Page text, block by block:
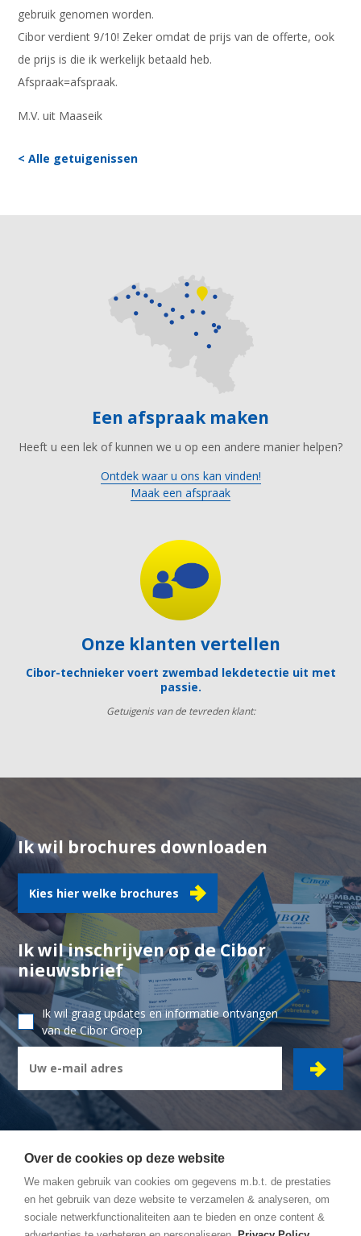
gebruik genomen worden.
Cibor verdient 9/10! Zeker omdat de prijs van de offerte, ook
de prijs is die ik werkelijk betaald heb.
Afspraak=afspraak.
M.V. uit Maaseik
< Alle getuigenissen
Een afspraak maken
Heeft u een lek of kunnen we u op een andere manier helpen?
Ontdek waar u ons kan vinden!
Maak een afspraak
Onze klanten vertellen
Cibor-technieker voert zwembad lekdetectie uit met
passie.
Getuigenis van de tevreden klant:
Ik wil brochures downloaden
Kies hier welke brochures
Ik wil inschrijven op de Cibor
nieuwsbrief
Ik wil graag updates en informatie ontvangen
van de Cibor Groep
CIBOR GROEP- Ambachtsstraat 7 - 2450 Meerhout
Wegbeschrijving
Over de cookies op deze website
We maken gebruik van cookies om gegevens m.b.t. de prestaties
en het gebruik van deze website te verzamelen & analyseren, om
sociale netwerkfunctionaliteiten aan te bieden en onze content &